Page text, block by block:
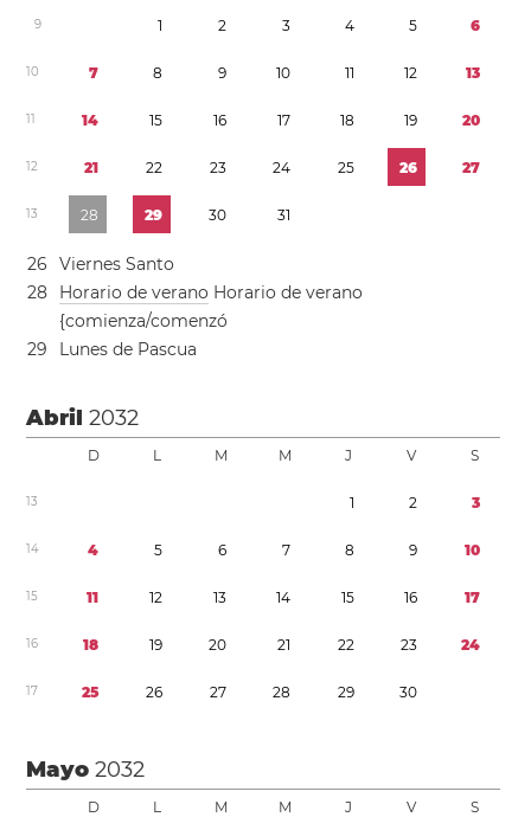
9 1 2 3 4 5 6
10 7 8 9 10 11 12 13
11 14 15 16 17 18 19 20
12 21 22 23 24 25 26 27
13 28 29 30 31
26
Viernes Santo
28 Horario de verano Horario de verano
{comienza/comenzó
29 Lunes de Pascua
Abril2032
D L M M J V S
13 1 2 3
14 4 5 6 7 8 9 10
15 11 12 13 14 15 16 17
16 18 19 20 21 22 23 24
17 25 26 27 28 29 30
Mayo2032
D L M M J V S